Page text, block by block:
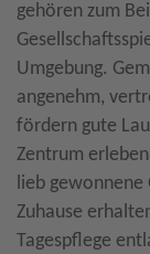
gehören zum
Umgebung.
angenehm,
fördern gute
Zentrum
lieb
Zuhause
Tagespflege